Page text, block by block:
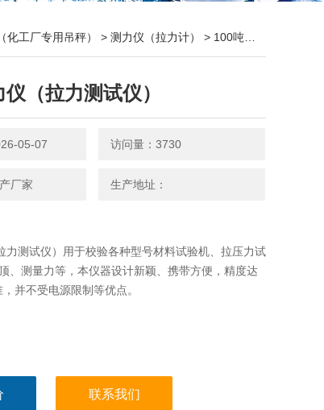
化工厂专用吊秤） > 测力仪（拉力计） > 100吨测力仪（拉力测试仪）
仪（拉力测试仪）
05-07 访问量：3730
厂家 生产地址：
力测试仪）用于校验各种型号材料试验机、拉压力试
、测量力等，本仪器设计新颖、携带方便，精度达
并不受电源限制等优点。
联系我们